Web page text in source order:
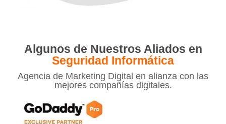
Algunos de Nuestros Aliados en
Seguridad Informática
Agencia de Marketing Digital en alianza con las
mejores compañías digitales.